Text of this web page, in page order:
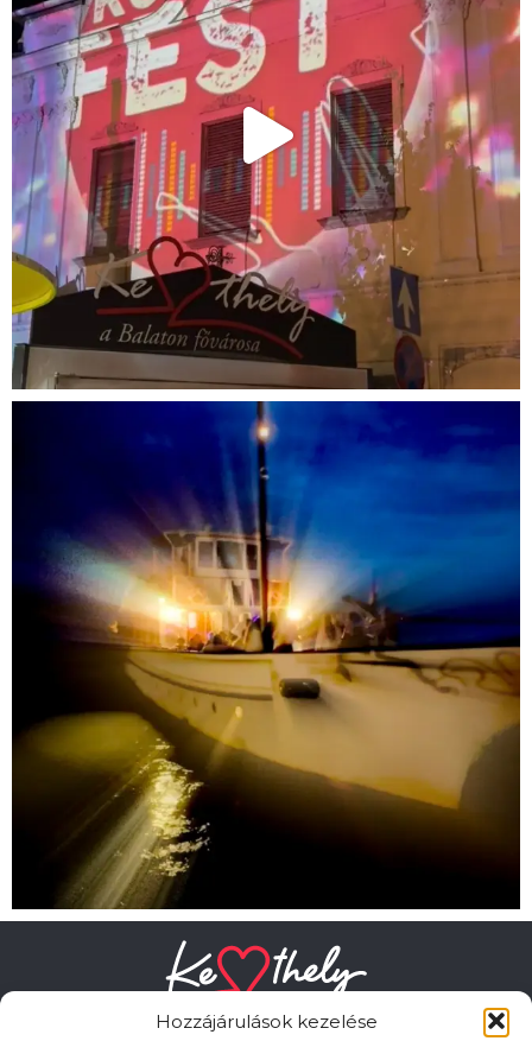
Hozzájárulások kezelése